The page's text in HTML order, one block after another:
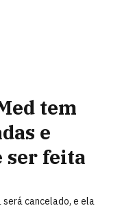
tem
e
ser feita
cancelado, e ela